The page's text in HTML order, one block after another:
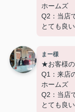
ホームズ
Q2：当店
とても良い
この度は
た！
アパート
でなく、
まー様
★お客様
Q1：来店
ホームズ
Q2：当店
とても良い